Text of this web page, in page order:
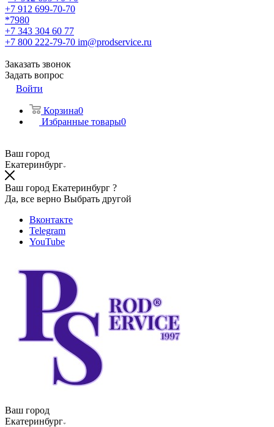
+7 912 699-70-70
*7980
+7 343 304 60 77
+7 800 222-79-70 im@prodservice.ru
Заказать звонок
Задать вопрос
Войти
Корзина0
Избранные товары0
Ваш город
Екатеринбург
Ваш город Екатеринбург ?
Да, все верно Выбрать другой
Вконтакте
Telegram
YouTube
Ваш город
Екатеринбург